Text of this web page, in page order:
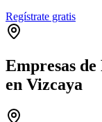
Regístrate gratis
Empresas
en Vizcaya